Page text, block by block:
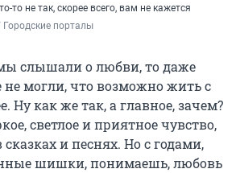
то не так, скорее всего, вам не кажется
порталы
мы слышали о любви, то даже
не могли, что возможно жить с
Ну как же так, а главное, зачем?
светлое и приятное чувство,
и песнях. Но с годами,
шишки, понимаешь, любовь